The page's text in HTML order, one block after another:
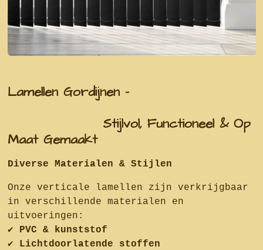
Lamellen Gordijnen –
Stijlvol, Functioneel & Op
Maat Gemaakt
Diverse Materialen & Stijlen
Onze verticale lamellen zijn verkrijgbaar
in verschillende materialen en
uitvoeringen:
✔ PVC & kunststof
✔ Lichtdoorlatende stoffen